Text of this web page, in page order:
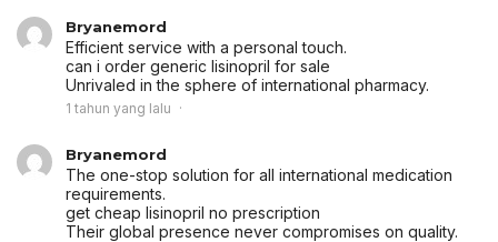
Bryanemord
Efficient service with a personal touch.
can i order generic lisinopril for sale
Unrivaled in the sphere of international pharmacy.
1 tahun yang lalu
Bryanemord
The one-stop solution for all international medication
requirements.
get cheap lisinopril no prescription
Their global presence never compromises on quality.